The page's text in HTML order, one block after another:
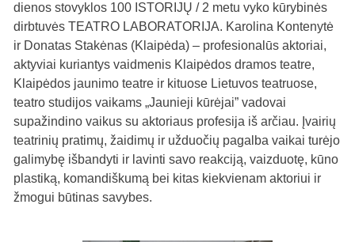
dienos stovyklos 100 ISTORIJŲ / 2 metu vyko kūrybinės
dirbtuvės TEATRO LABORATORIJA. Karolina Kontenytė
ir Donatas Stakėnas (Klaipėda) – profesionalūs aktoriai,
aktyviai kuriantys vaidmenis Klaipėdos dramos teatre,
Klaipėdos jaunimo teatre ir kituose Lietuvos teatruose,
teatro studijos vaikams „Jaunieji kūrėjai” vadovai
supažindino vaikus su aktoriaus profesija iš arčiau. Įvairių
teatrinių pratimų, žaidimų ir užduočių pagalba vaikai turėjo
galimybę išbandyti ir lavinti savo reakciją, vaizduotę, kūno
plastiką, komandiškumą bei kitas kiekvienam aktoriui ir
žmogui būtinas savybes.